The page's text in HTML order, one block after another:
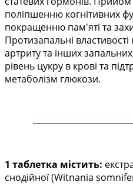
поліпшенню когнітивних
покращенню пам'яті та
Протизапальні властивості
артриту та інших
рівень цукру в крові та
метаболізм глюкози.
——————————
1 таблетка містить:
снодійної (Witnania